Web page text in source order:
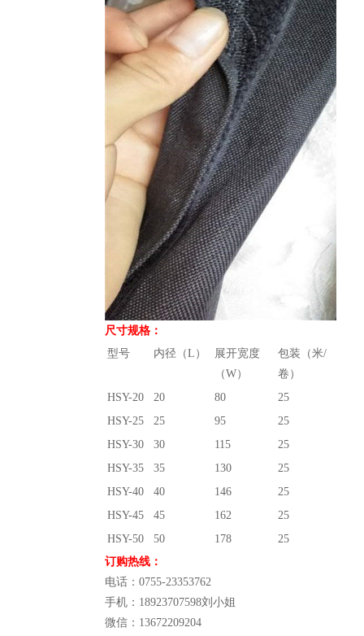
尺寸规格：
型号
内径（L）
展开宽度
（W）
包装（米/
卷）
HSY-20
20 80
25
HSY-25
25 95
25
HSY-30
30 115
25
HSY-35
35 130
25
HSY-40
40 146
25
HSY-45
45 162
25
HSY-50
50 178
25
订购热线：
电话：0755-23353762
手机：18923707598刘小姐
微信：13672209204